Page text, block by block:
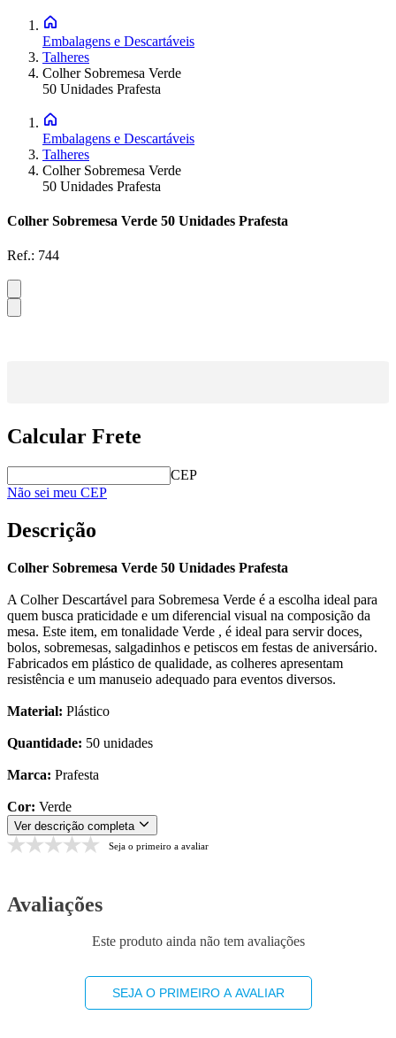
Embalagens e Descartáveis
Talheres
Colher Sobremesa Verde
50 Unidades Prafesta
Embalagens e Descartáveis
Talheres
Colher Sobremesa Verde
50 Unidades Prafesta
Colher Sobremesa Verde 50 Unidades Prafesta
Ref.: 744
Calcular Frete
CEP
Não sei meu CEP
Descrição
Colher Sobremesa Verde 50 Unidades Prafesta
A Colher Descartável para Sobremesa Verde é a escolha ideal para
quem busca praticidade e um diferencial visual na composição da
mesa. Este item, em tonalidade Verde , é ideal para servir doces,
bolos, sobremesas, salgadinhos e petiscos em festas de aniversário.
Fabricados em plástico de qualidade, as colheres apresentam
resistência e um manuseio adequado para eventos diversos.
Material: Plástico
Quantidade: 50 unidades
Marca: Prafesta
Cor: Verde
Ver descrição completa
Seja o primeiro a avaliar
Avaliações
Este produto ainda não tem avaliações
SEJA O PRIMEIRO A AVALIAR